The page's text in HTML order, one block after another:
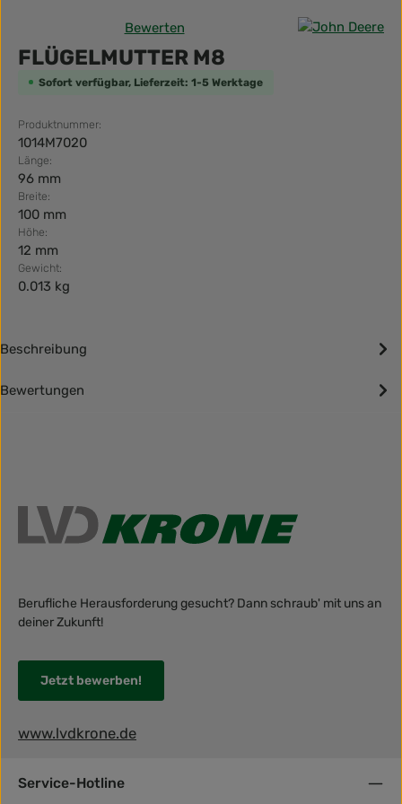
Durchschnittliche Bewertung von 0 von 5 Sternen
Bewerten
FLÜGELMUTTER M8
Sofort verfügbar, Lieferzeit: 1-5 Werktage
Produktnummer:
1014M7020
Länge:
96 mm
Breite:
100 mm
Höhe:
12 mm
Gewicht:
0.013 kg
Beschreibung
Bewertungen
Berufliche Herausforderung gesucht? Dann schraub' mit uns an
deiner Zukunft!
Jetzt bewerben!
www.lvdkrone.de
Service-Hotline